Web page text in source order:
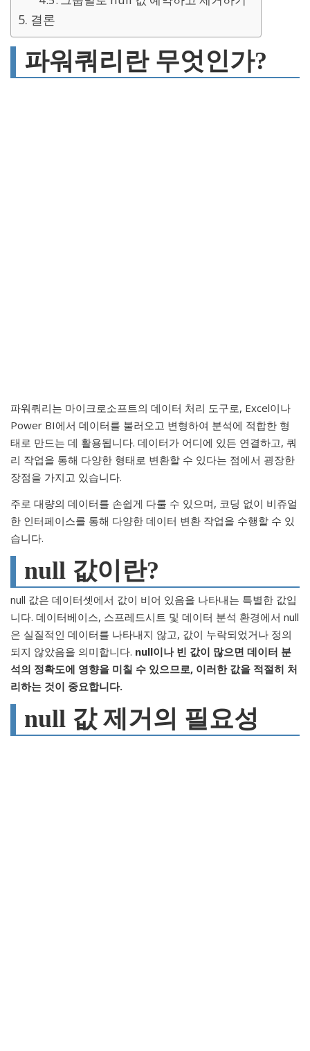
결론
파워쿼리란 무엇인가?
파워쿼리는 마이크로소프트의 데이터 처리 도구로, Excel이나
Power BI에서 데이터를 불러오고 변형하여 분석에 적합한 형
태로 만드는 데 활용됩니다. 데이터가 어디에 있든 연결하고, 쿼
리 작업을 통해 다양한 형태로 변환할 수 있다는 점에서 굉장한
장점을 가지고 있습니다.
주로 대량의 데이터를 손쉽게 다룰 수 있으며, 코딩 없이 비쥬얼
한 인터페이스를 통해 다양한 데이터 변환 작업을 수행할 수 있
습니다.
null 값이란?
null 값은 데이터셋에서 값이 비어 있음을 나타내는 특별한 값입
니다. 데이터베이스, 스프레드시트 및 데이터 분석 환경에서 null
은 실질적인 데이터를 나타내지 않고, 값이 누락되었거나 정의
되지 않았음을 의미합니다. null이나 빈 값이 많으면 데이터 분
석의 정확도에 영향을 미칠 수 있으므로, 이러한 값을 적절히 처
리하는 것이 중요합니다.
null 값 제거의 필요성